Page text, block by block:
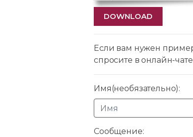
DOWNLOAD
Если вам нужен
спросите в онлайн-
Имя(необязательно):
Сообщение: